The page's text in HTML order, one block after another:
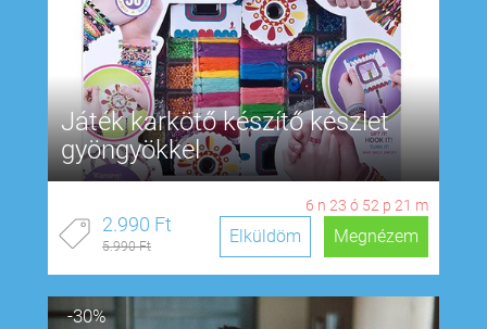
Játék karkötő készítő készlet
gyöngyökkel
6 n 23 ó 52 p 20 m
2.990 Ft
5.990 Ft Megnézem
Elküldöm
-30%